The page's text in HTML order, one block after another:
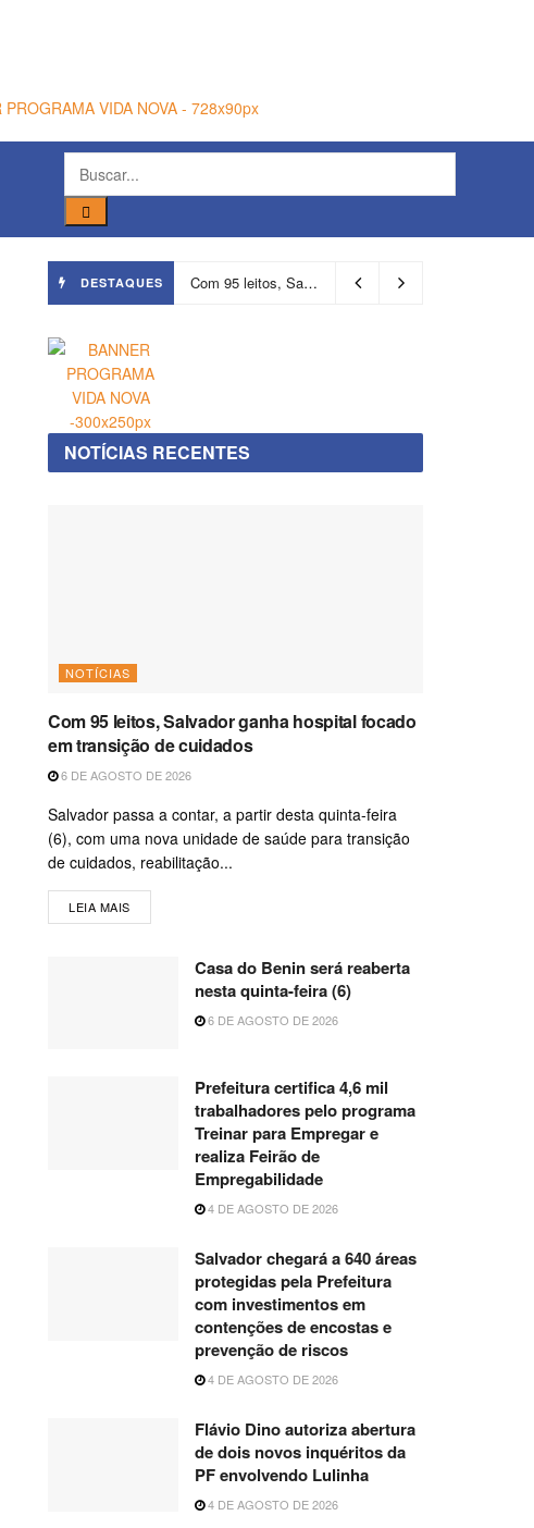
DESTAQUES Com 95 leitos, Salvador ganha hospital focado em transição de cuidados
NOTÍCIAS RECENTES
NOTÍCIAS
Com 95 leitos, Salvador ganha hospital focado
em transição de cuidados
6 DE AGOSTO DE 2026
Salvador passa a contar, a partir desta quinta-feira
(6), com uma nova unidade de saúde para transição
de cuidados, reabilitação...
LEIA MAIS
Casa do Benin será reaberta
nesta quinta-feira (6)
6 DE AGOSTO DE 2026
Prefeitura certifica 4,6 mil
trabalhadores pelo programa
Treinar para Empregar e
realiza Feirão de
Empregabilidade
4 DE AGOSTO DE 2026
Salvador chegará a 640 áreas
protegidas pela Prefeitura
com investimentos em
contenções de encostas e
prevenção de riscos
4 DE AGOSTO DE 2026
Flávio Dino autoriza abertura
de dois novos inquéritos da
PF envolvendo Lulinha
4 DE AGOSTO DE 2026